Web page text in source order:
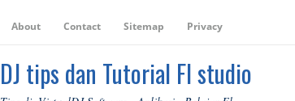
About Contact Sitemap Privacy
DJ tips dan Tutorial Fl studio